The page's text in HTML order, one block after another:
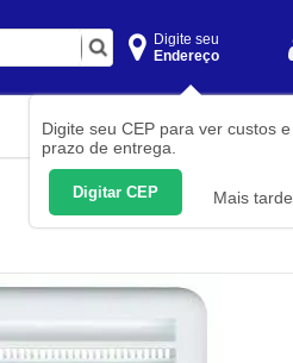
Digite seu
Endereço
Digite seu CEP para ver custos e
prazo de entrega.
Digitar CEP Mais tarde
Construção Civil
Medição